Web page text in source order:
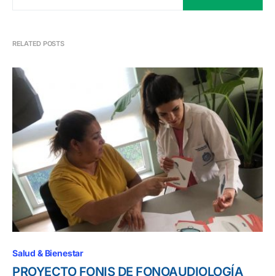
RELATED POSTS
Salud & Bienestar
PROYECTO FONIS DE FONOAUDIOLOGÍA